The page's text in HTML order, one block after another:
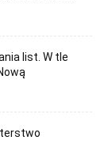
list. W tle